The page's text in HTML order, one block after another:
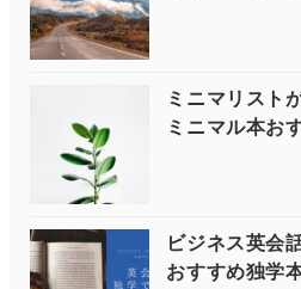
ミニマリスト
ミニマル本お
ビジネス英会
おすすめ独学